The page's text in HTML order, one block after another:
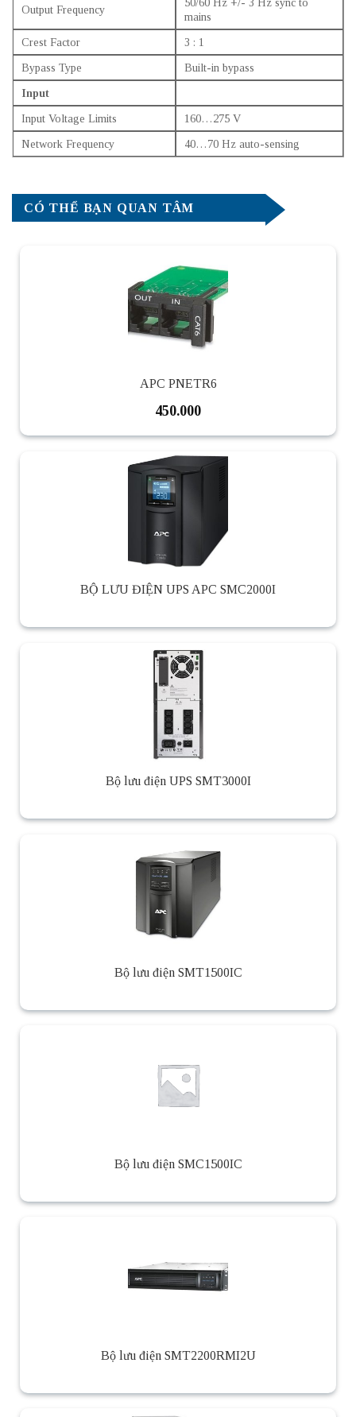
Output Frequency
mains
Crest Factor
3 : 1
Bypass Type
Built-in bypass
Input
Input Voltage Limits
160…275 V
Network Frequency
40…70 Hz auto-sensing
CÓ THỂ BẠN QUAN TÂM
APC PNETR6
450.000
BỘ LƯU ĐIỆN UPS APC SMC2000I
Bộ lưu điện UPS SMT3000I
Bộ lưu điện SMT1500IC
Bộ lưu điện SMC1500IC
Bộ lưu điện SMT2200RMI2U